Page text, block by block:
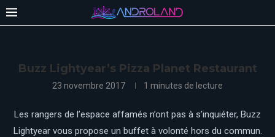
Buzz Lightyear’s Pizza Planet Restaurant
23 novembre 2017 1 minutes de lecture
Les rangers de l’espace affamés n’ont pas à s’inquiéter, Buzz
Lightyear vous propose un buffet à volonté hors du commun.